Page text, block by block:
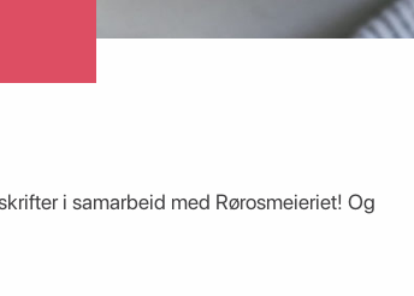
i samarbeid med Rørosmeieriet! Og